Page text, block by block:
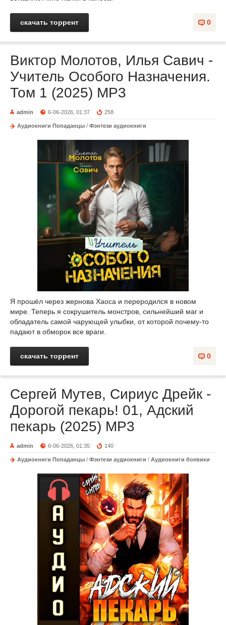
0
скачать торрент
Виктор Молотов, Илья Савич -
Учитель Особого Назначения.
Том 1 (2025) МР3
admin 6-06-2026, 01:37 258
Аудиокниги Попаданцы / Фэнтези аудиокниги
Я прошёл через жернова Хаоса и переродился в новом
мире. Теперь я сокрушитель монстров, сильнейший маг и
обладатель самой чарующей улыбки, от которой почему-то
падают в обморок все враги.
0
скачать торрент
Сергей Мутев, Сириус Дрейк -
Дорогой пекарь! 01, Адский
пекарь (2025) МР3
admin 6-06-2026, 01:35 140
Аудиокниги Попаданцы / Фэнтези аудиокниги / Аудиокниги боевики